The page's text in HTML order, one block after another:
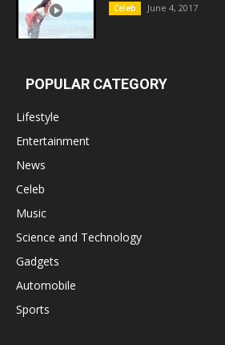
Celeb June 4, 2017
POPULAR CATEGORY
Lifestyle
Entertainment
News
Celeb
Music
Science and Technology
Gadgets
Automobile
Sports